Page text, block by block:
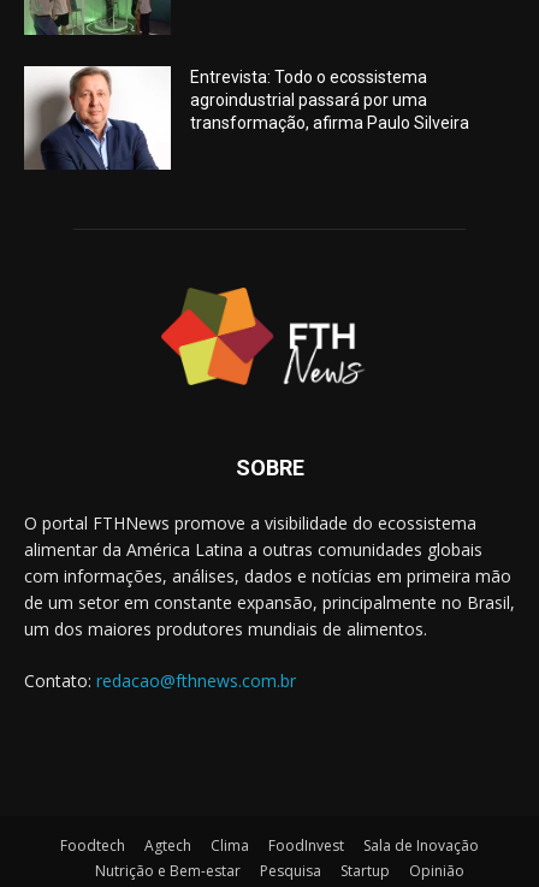
Entrevista: Todo o ecossistema
agroindustrial passará por uma
transformação, afirma Paulo Silveira
SOBRE
O portal FTHNews promove a visibilidade do ecossistema
alimentar da América Latina a outras comunidades globais
com informações, análises, dados e notícias em primeira mão
de um setor em constante expansão, principalmente no Brasil,
um dos maiores produtores mundiais de alimentos.
Contato: redacao@fthnews.com.br
Foodtech Agtech Clima FoodInvest
Sala de Inovação
Nutrição e Bem-estar
Pesquisa Startup Opinião